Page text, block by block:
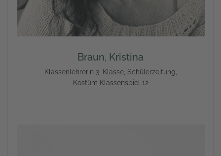
Braun, Kristina
Klassenlehrerin 3. Klasse, Schülerzeitung,
Kostüm Klassenspiel 12